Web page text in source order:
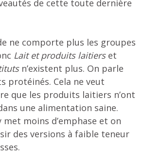
de cette toute dernière
ne comporte plus les groupes
Lait et produits laitierset
n’existent plus. On parle
protéinés. Cela ne veut
que les produits laitiers n’ont
une alimentation saine.
met moins d’emphase et on
des versions à faible teneur